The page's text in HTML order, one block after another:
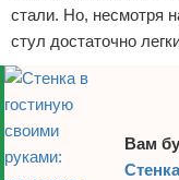
Стройматериалы
Разное
стали. Но, несмотря
стул достаточно
Вам